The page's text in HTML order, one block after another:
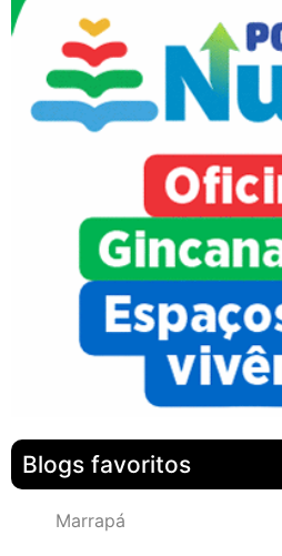
Blogs favoritos
Marrapá